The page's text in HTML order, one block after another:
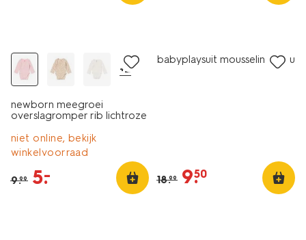
+2
newborn meegroei
overslagromper rib lichtroze
niet online, bekijk
winkelvoorraad
9.99 5.
–
babyplaysuit mousseline ecru
18.99 9.
50